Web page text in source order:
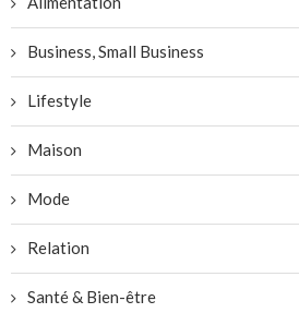
Business, Small Business
Lifestyle
Maison
Mode
Relation
Santé & Bien-être